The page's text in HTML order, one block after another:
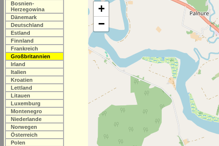
Bosnien-
Herzegowina
Dänemark
Deutschland
Estland
Finnland
Frankreich
Großbritannien
Irland
Italien
Kroatien
Lettland
Litauen
Luxemburg
Montenegro
Niederlande
Norwegen
Österreich
Polen
+
−